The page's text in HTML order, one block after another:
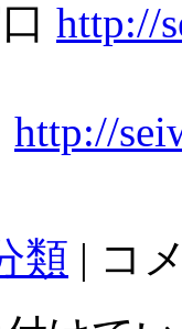
http://
http://
類 | コ